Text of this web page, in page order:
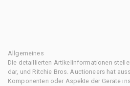
Allgemeines
Die detaillierten Artikelinformationen
dar, und Ritchie Bros. Auctioneers hat
Komponenten oder Aspekte der Geräte